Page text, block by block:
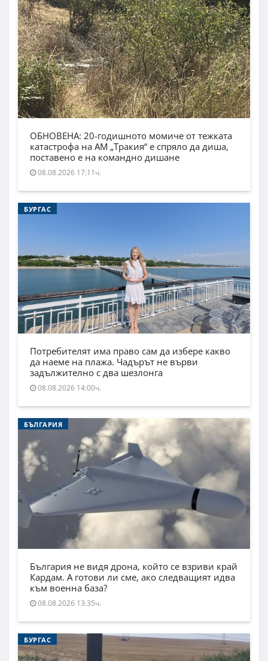
ОБНОВЕНА: 20-годишното момиче от тежката
катастрофа на АМ „Тракия“ е спряло да диша,
поставено е на командно дишане
08.08.2026 17:11ч.
БУРГАС
Потребителят има право сам да избере какво
да наеме на плажа. Чадърът не върви
задължително с два шезлонга
08.08.2026 14:00ч.
БЪЛГАРИЯ
България не видя дрона, който се взриви край
Кардам. А готови ли сме, ако следващият идва
към военна база?
08.08.2026 13:35ч.
БУРГАС